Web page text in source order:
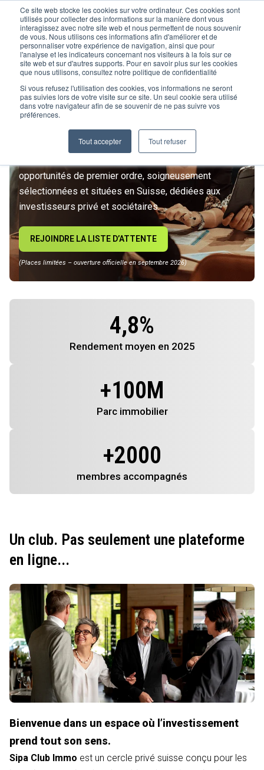
Ce site web stocke les cookies sur votre ordinateur. Ces cookies sont
utilisés pour collecter des informations sur la manière dont vous
interagissez avec notre site web et nous permettent de nous souvenir
de vous. Nous utilisons ces informations afin d'améliorer et de
personnaliser votre expérience de navigation, ainsi que pour
l'analyse et les indicateurs concernant nos visiteurs à la fois sur ce
site web et sur d'autres supports. Pour en savoir plus sur les cookies
que nous utilisons, consultez notre politique de confidentialité
Si vous refusez l'utilisation des cookies, vos informations ne seront
pas suivies lors de votre visite sur ce site. Un seul cookie sera utilisé
dans votre navigateur afin de se souvenir de ne pas suivre vos
préférences.
Tout accepter Tout refuser
L’IMMOBILIER
D’INVESTISSEMENT ENTRE
DANS UNE NOUVELLE ÈRE
Rejoignez le premier club privé d'investissement
opportunités de premier ordre, soigneusement
sélectionnées et situées en Suisse, dédiées aux
investisseurs privé et sociétaires.
REJOINDRE LA LISTE D’ATTENTE
(Places limitées – ouverture officielle en septembre 2026)
4,8%
Rendement moyen en 2025
+100M
Parc immobilier
+2000
membres accompagnés
Un club. Pas seulement une plateforme
en ligne...
Bienvenue dans un espace où l’investissement
prend tout son sens.
Sipa Club Immo est un cercle privé suisse conçu pour les